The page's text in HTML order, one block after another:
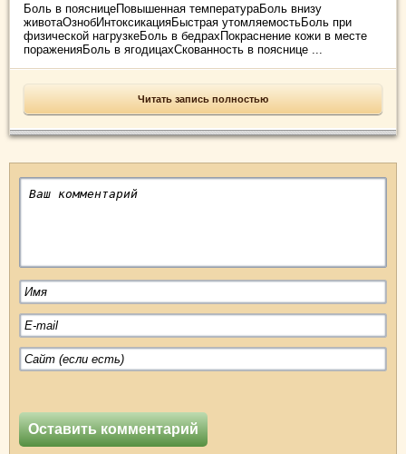
Боль в поясницеПовышенная температураБоль внизу
животаОзнобИнтоксикацияБыстрая утомляемостьБоль при
физической нагрузкеБоль в бедрахПокраснение кожи в месте
пораженияБоль в ягодицахСкованность в пояснице ...
Читать запись полностью